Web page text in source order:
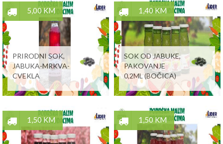
5,00 KM
PRIRODNI SOK,
JABUKA-MRKVA-
CVEKLA
1,40 KM
SOK OD JABUKE,
PAKOVANJE
0,2ML (BOČICA)
1,50 KM 1,50 KM